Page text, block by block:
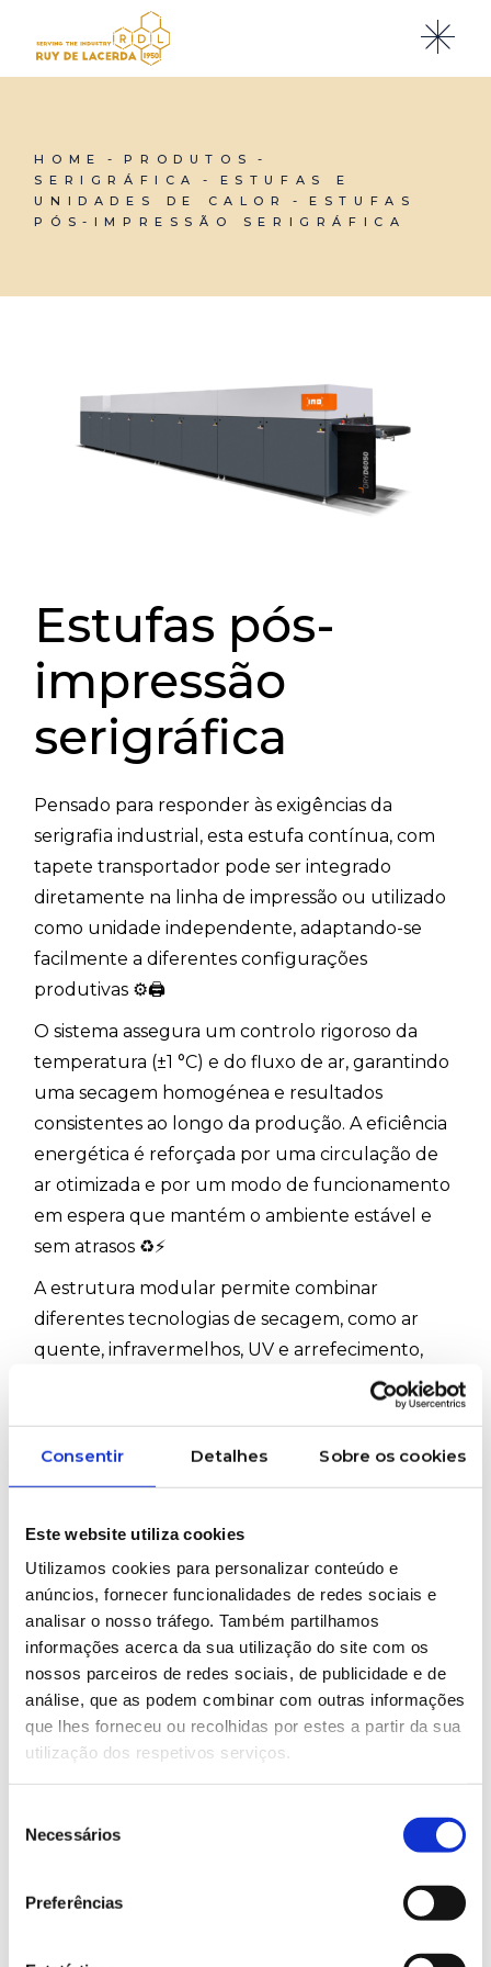
Consentir Detalhes Sobre os cookies
Este website utiliza cookies
Utilizamos cookies para personalizar conteúdo e
anúncios, fornecer funcionalidades de redes sociais e
analisar o nosso tráfego. Também partilhamos
informações acerca da sua utilização do site com os
nossos parceiros de redes sociais, de publicidade e de
análise, que as podem combinar com outras informações
que lhes forneceu ou recolhidas por estes a partir da sua
utilização dos respetivos serviços.
Necessários
Preferências
content
HOME
PRODUTOS
SERIGRÁFICA
ESTUFAS E
UNIDADES DE CALOR
ESTUFAS
PÓS-IMPRESSÃO SERIGRÁFICA
Estufas pós-
impressão
serigráfica
Pensado para responder às exigências da
serigrafia industrial, esta estufa contínua, com
tapete transportador pode ser integrado
diretamente na linha de impressão ou utilizado
como unidade independente, adaptando-se
facilmente a diferentes configurações
produtivas ⚙️🖨️
O sistema assegura um controlo rigoroso da
temperatura (±1 °C) e do fluxo de ar, garantindo
uma secagem homogénea e resultados
consistentes ao longo da produção. A eficiência
energética é reforçada por uma circulação de
ar otimizada e por um modo de funcionamento
em espera que mantém o ambiente estável e
sem atrasos ♻️⚡
A estrutura modular permite combinar
diferentes tecnologias de secagem, como ar
quente, infravermelhos, UV e arrefecimento,
ajustando o número de zonas quentes e frias às
Uma solução versátil para processos que
exigem fiabilidade, controlo e elevada
industrial 🎨📐
#INO #estufa #secador #ImpressãoSerigráfica
#pós-impressão #UV #InfraVermelhos
PRETENDE MAIS INFORMAÇÕES SOBRE
ESTE PRODUTO?
Marcas representadas